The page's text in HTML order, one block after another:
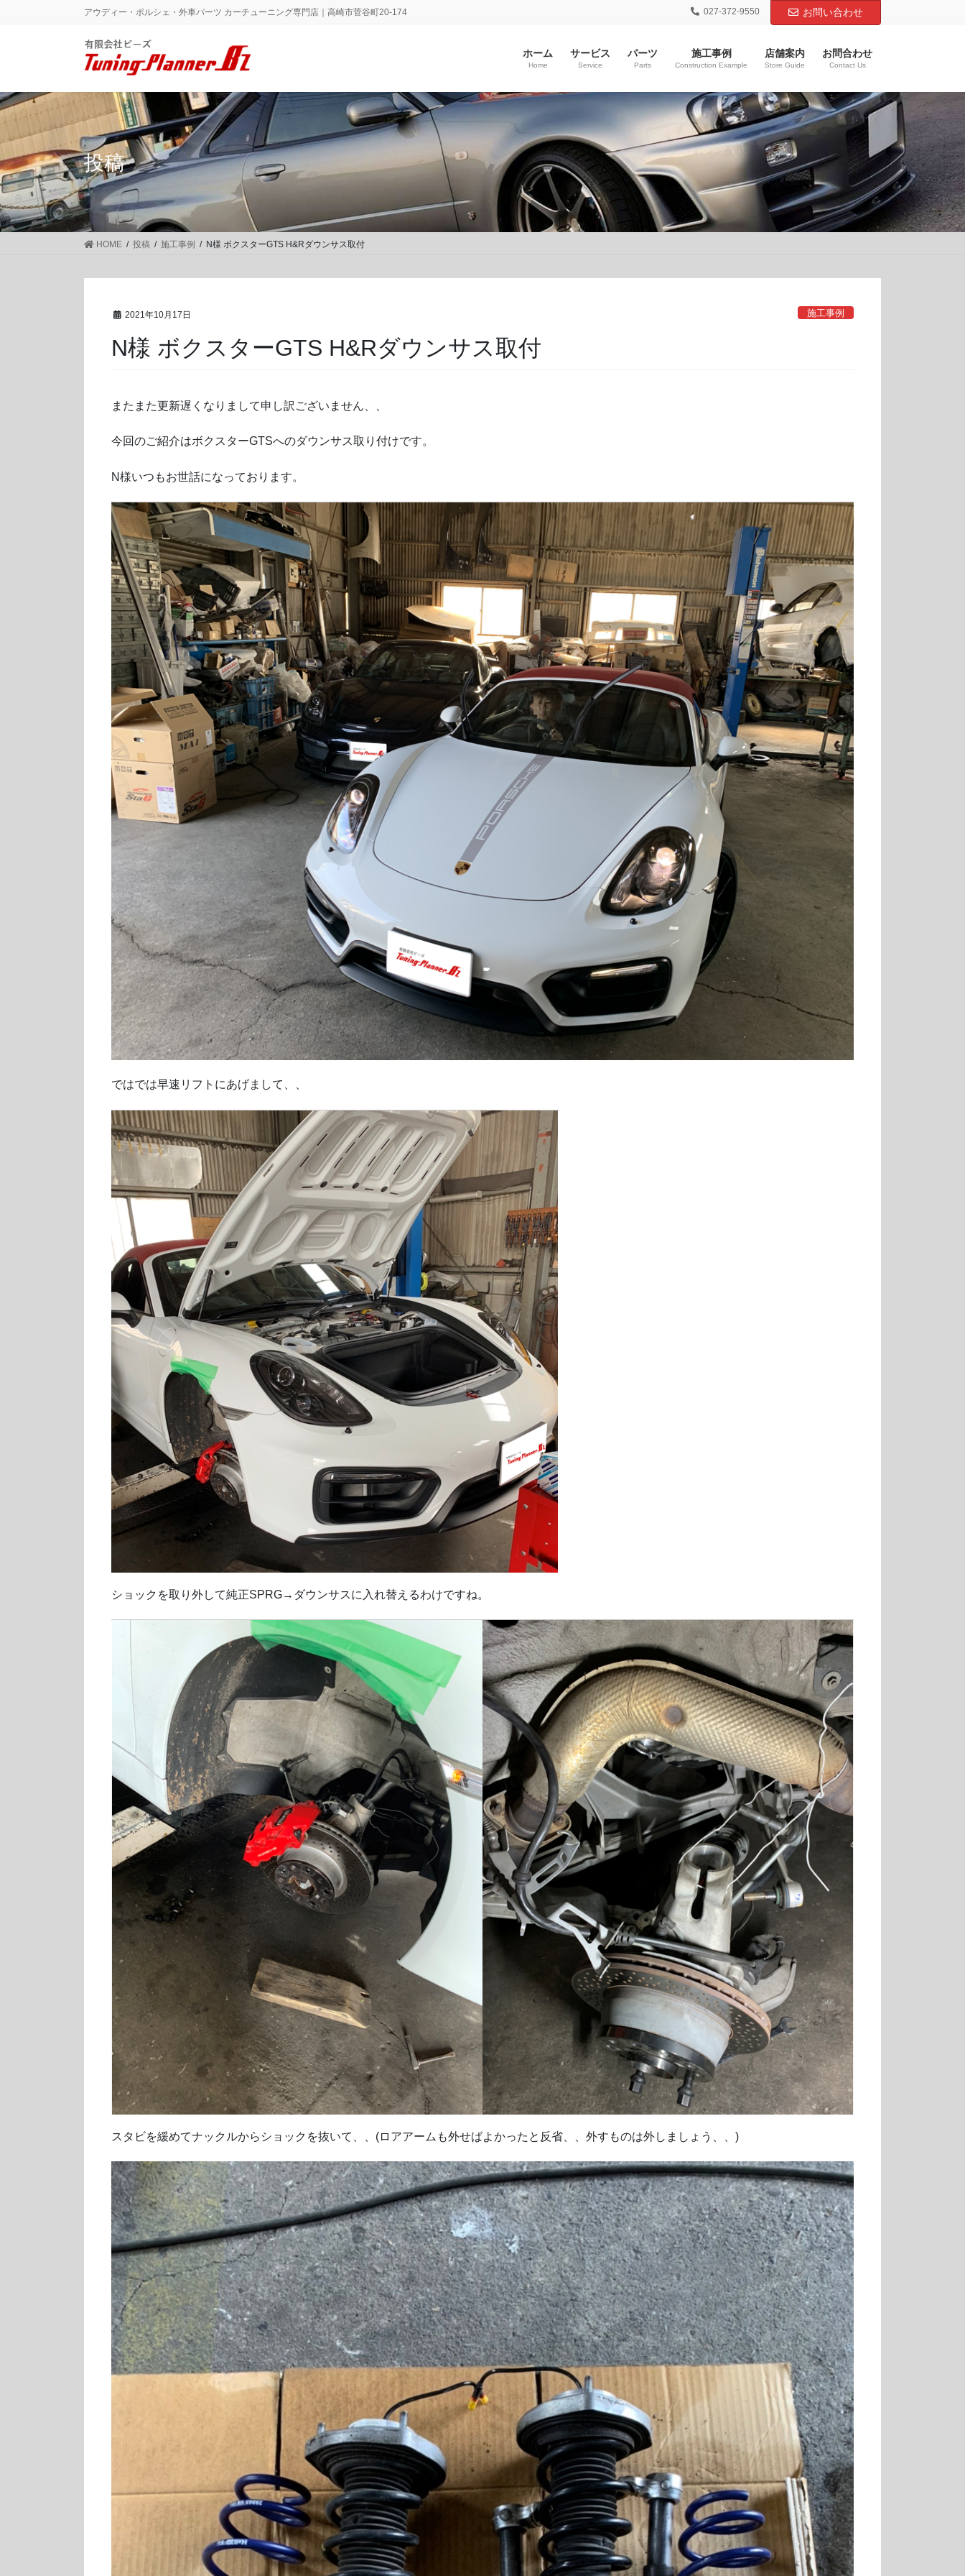
に
移
ョ
ン
移
動
アウディー・ポルシェ・外車パーツ カーチューニング専門店｜高崎市菅谷町20-174 027-372-9550 お問い合わせ
ホーム
Home
サービス
Service
パーツ
Parts
施工事例
Construction Example
店舗案内
Store Guide
お問合わせ
Contact Us
投稿
HOME 投稿 施工事例 N様 ボクスターGTS H&Rダウンサス取付
2021年10月17日 施工事例
N様 ボクスターGTS H&Rダウンサス取付
またまた更新遅くなりまして申し訳ございません、、
今回のご紹介はボクスターGTSへのダウンサス取り付けです。
N様いつもお世話になっております。
ではでは早速リフトにあげまして、、
ショックを取り外して純正SPRG→ダウンサスに入れ替えるわけですね。
スタビを緩めてナックルからショックを抜いて、、(ロアアームも外せばよかったと反省、、外すものは外しましょう、、)